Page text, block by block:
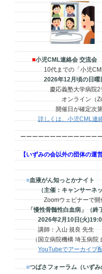
■小児CML連絡会 交流会
10代までの「小児CML
2026年12月頃の日
慶応義塾大学病院2号館
オンライン（Zoom
開催日が確定次第、
詳しくは、小児CML連
ーーーーーーーーーーーーー
【いずみの会以外の団体の運
■血液がん知っとかナイト
（主催：キャンサーネッ
Zoomウェビナーで開
「慢性骨髄性白血病」（終
2026年2月10日(火
講師：入山 規良 先生
（国立病院機構 埼玉病院
YouTubeでアーカイブ
■つばさフォーラム（いず